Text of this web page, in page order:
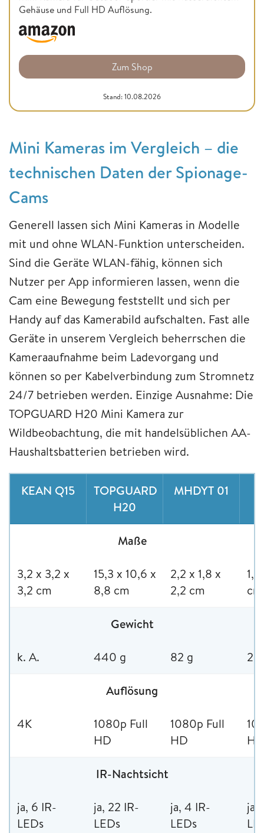
Gehäuse und Full HD Auflösung.
Zum Shop
Stand: 10.08.2026
Mini Kameras im Vergleich – die
technischen Daten der Spionage-
Cams
Generell lassen sich Mini Kameras in Modelle
mit und ohne WLAN-Funktion unterscheiden.
Sind die Geräte WLAN-fähig, können sich
Nutzer per App informieren lassen, wenn die
Cam eine Bewegung feststellt und sich per
Handy auf das Kamerabild aufschalten. Fast alle
Geräte in unserem Vergleich beherrschen die
Kameraaufnahme beim Ladevorgang und
können so per Kabelverbindung zum Stromnetz
24/7 betrieben werden. Einzige Ausnahme: Die
TOPGUARD H20 Mini Kamera zur
Wildbeobachtung, die mit handelsüblichen AA-
Haushaltsbatterien betrieben wird.
KEAN Q15
TOPGUARD
H20
MHDYT 01
Maße
3,2 x 3,2 x
3,2 cm
15,3 x 10,6 x
8,8 cm
2,2 x 1,8 x
2,2 cm
cm
Gewicht
k. A. 440 g 82 g 25
Auflösung
4K
1080p Full
HD
1080p Full
HD
HD
IR-Nachtsicht
ja, 6 IR-
LEDs
ja, 22 IR-
LEDs
ja, 4 IR-
LEDs
ja,